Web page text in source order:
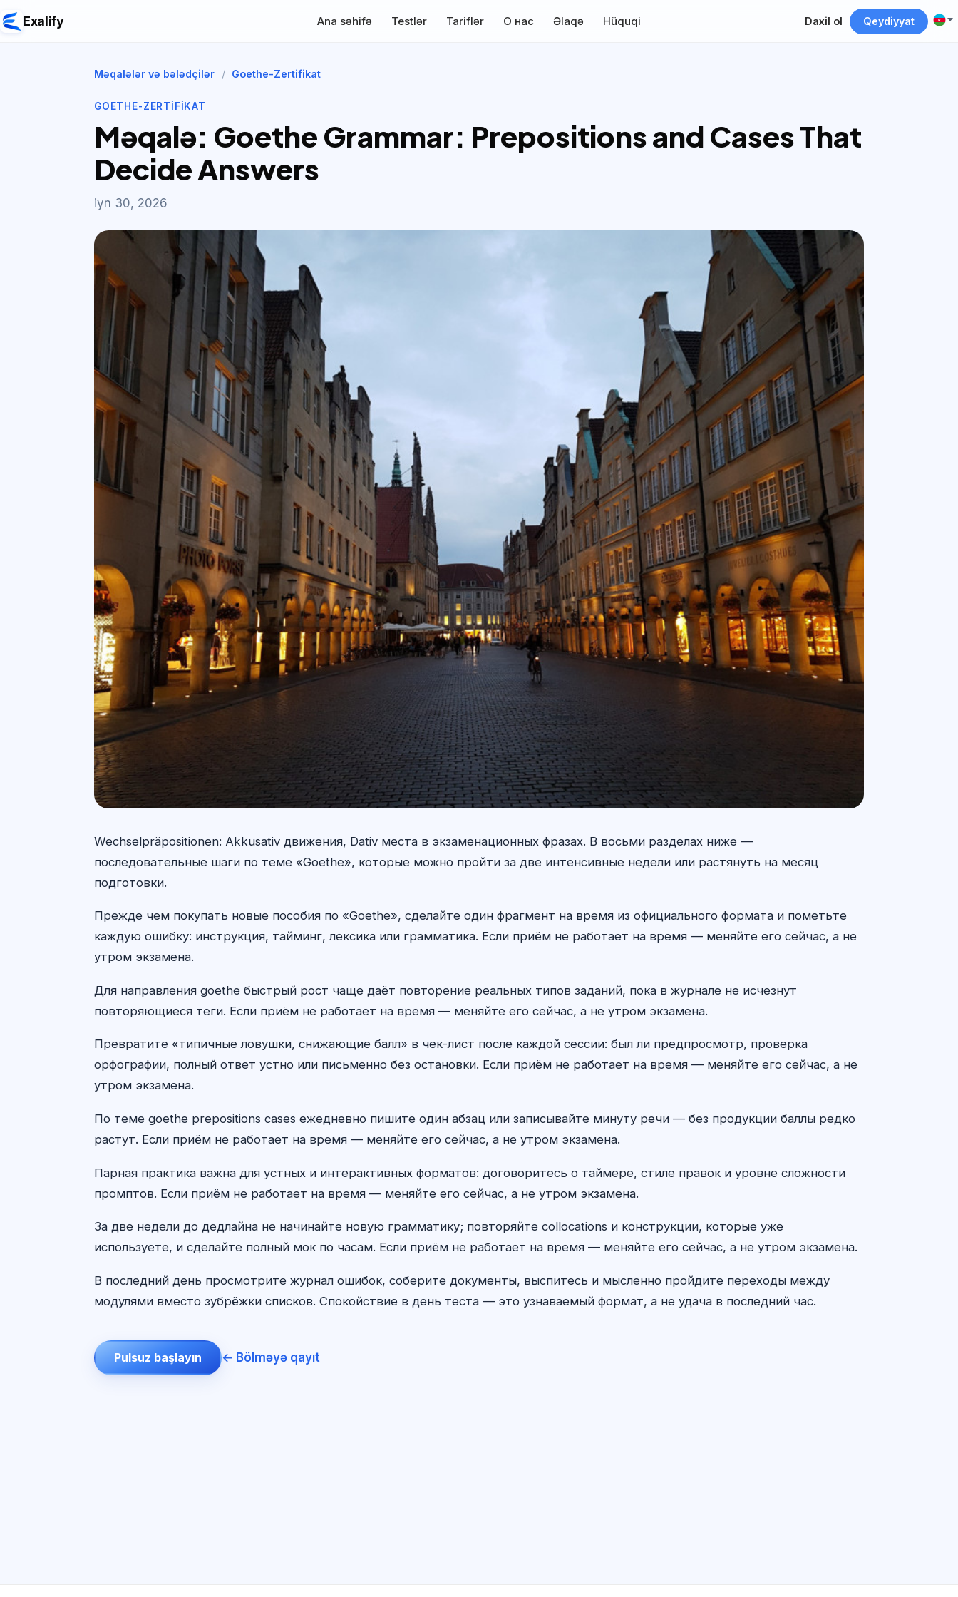
Exalify Ana səhifə Testlər Tariflər О нас Əlaqə Hüquqi Daxil ol Qeydiyyat
Məqalələr və bələdçilər / Goethe-Zertifikat
GOETHE-ZERTIFIKAT
Məqalə: Goethe Grammar: Prepositions and Cases That
Decide Answers
iyn 30, 2026
Wechselpräpositionen: Akkusativ движения, Dativ места в экзаменационных фразах. В восьми разделах ниже —
последовательные шаги по теме «Goethe», которые можно пройти за две интенсивные недели или растянуть на месяц
подготовки.
Прежде чем покупать новые пособия по «Goethe», сделайте один фрагмент на время из официального формата и пометьте
каждую ошибку: инструкция, тайминг, лексика или грамматика. Если приём не работает на время — меняйте его сейчас, а не
утром экзамена.
Для направления goethe быстрый рост чаще даёт повторение реальных типов заданий, пока в журнале не исчезнут
повторяющиеся теги. Если приём не работает на время — меняйте его сейчас, а не утром экзамена.
Превратите «типичные ловушки, снижающие балл» в чек-лист после каждой сессии: был ли предпросмотр, проверка
орфографии, полный ответ устно или письменно без остановки. Если приём не работает на время — меняйте его сейчас, а не
утром экзамена.
По теме goethe prepositions cases ежедневно пишите один абзац или записывайте минуту речи — без продукции баллы редко
растут. Если приём не работает на время — меняйте его сейчас, а не утром экзамена.
Парная практика важна для устных и интерактивных форматов: договоритесь о таймере, стиле правок и уровне сложности
промптов. Если приём не работает на время — меняйте его сейчас, а не утром экзамена.
За две недели до дедлайна не начинайте новую грамматику; повторяйте collocations и конструкции, которые уже
используете, и сделайте полный мок по часам. Если приём не работает на время — меняйте его сейчас, а не утром экзамена.
В последний день просмотрите журнал ошибок, соберите документы, выспитесь и мысленно пройдите переходы между
модулями вместо зубрёжки списков. Спокойствие в день теста — это узнаваемый формат, а не удача в последний час.
Pulsuz başlayın ← Bölməyə qayıt